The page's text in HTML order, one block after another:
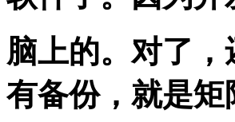
脑上的。对了
有备份，就是